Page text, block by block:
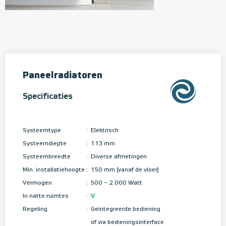
Paneelradiatoren
Specificaties
Systeemtype : Elektrisch
Systeemdiepte : 113 mm
Systeembreedte : Diverse afmetingen
Min. installatiehoogte : 150 mm (vanaf de vloer)
Vermogen : 500 ~ 2.000 Watt
In natte ruimtes : V
Regeling : Geïntegreerde bediening
of via bedieningsinterface